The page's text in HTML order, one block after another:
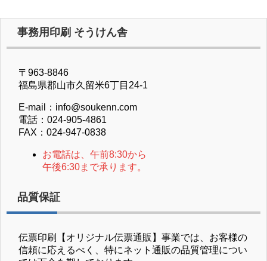
事務用印刷 そうけん舎
〒963-8846
福島県郡山市久留米6丁目24-1
E-mail：info@soukenn.com
電話：024-905-4861
FAX：024-947-0838
お電話は、午前8:30から
午後6:30まで承ります。
品質保証
伝票印刷【オリジナル伝票通販】事業では、お客様の
信頼に応えるべく、特にネット通販の品質管理につい